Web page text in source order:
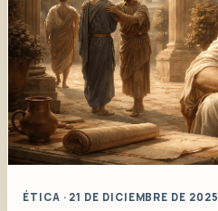
ÉTICA · 21 DE DICIEMBRE DE 2025